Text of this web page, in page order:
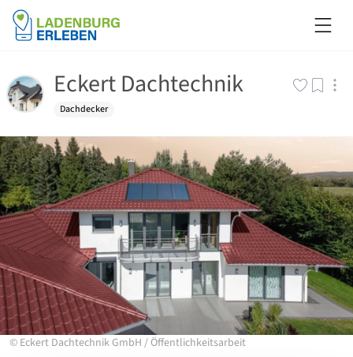
Eckert Dachtechnik
Dachdecker
© Eckert Dachtechnik GmbH /Öffentlichkeitsarbeit